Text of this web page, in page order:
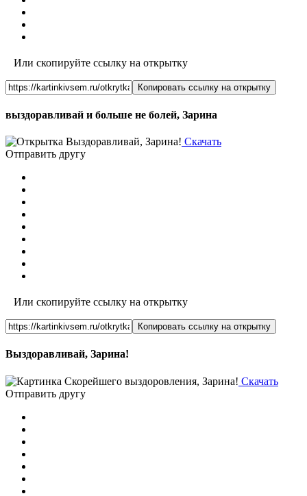
Или скопируйте ссылку на открытку
Копировать ссылку на открытку
выздоравливай и больше не болей, Зарина
Скачать
Отправить другу
Или скопируйте ссылку на открытку
Копировать ссылку на открытку
Выздоравливай, Зарина!
Скачать
Отправить другу